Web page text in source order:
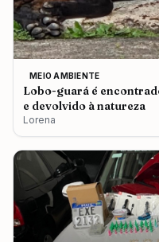
MEIO AMBIENTE
Lobo-guará é
e devolvido à natureza
Lorena